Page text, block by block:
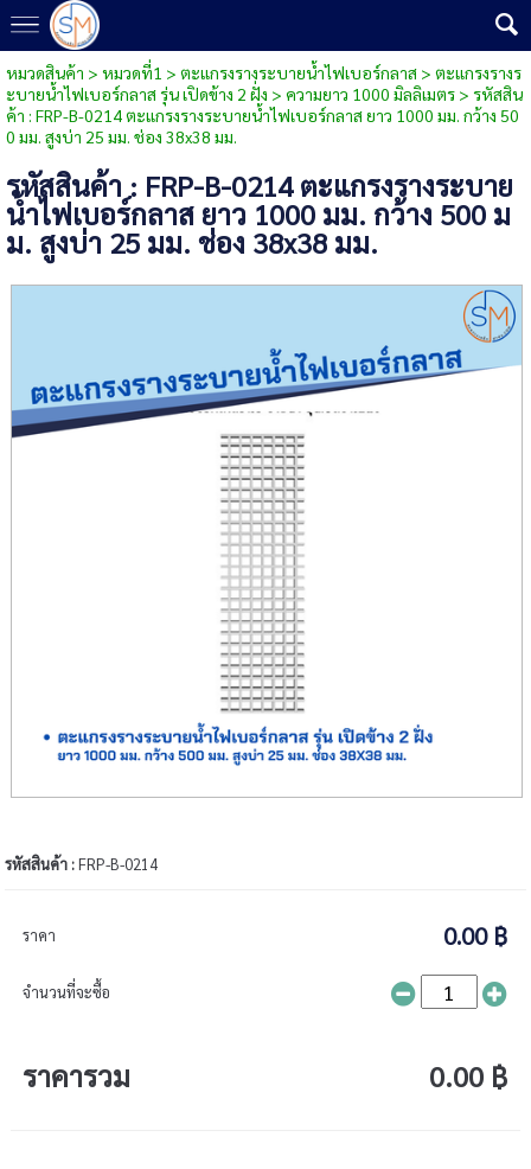
หมวดสินค้า > หมวดที่1 > ตะแกรงรางระบายน้ำไฟเบอร์กลาส> ตะแกรงรางร
ะบายน้ำไฟเบอร์กลาส รุ่น เปิดข้าง 2 ฝั่ง > ความยาว 1000 มิลลิเมตร> รหัสสิน
ค้า : FRP-B-0214 ตะแกรงรางระบายน้ำไฟเบอร์กลาส ยาว 1000 มม. กว้าง 50
0 มม. สูงบ่า 25 มม. ช่อง 38x38 มม.
รหัสสินค้า : FRP-B-0214 ตะแกรงรางระบาย
น้ำไฟเบอร์กลาส ยาว 1000 มม. กว้าง 500 ม
ม. สูงบ่า 25 มม. ช่อง 38x38 มม.
รหัสสินค้า :FRP-B-0214
ราคา 0.00 ฿
จำนวนที่จะซื้อ
ราคารวม 0.00 ฿